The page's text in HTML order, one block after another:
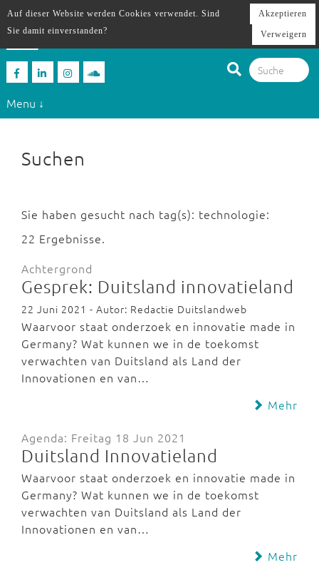
Menu ↓
Suchen
Sie haben gesucht nach tag(s): technologie:
22 Ergebnisse.
Achtergrond
Gesprek: Duitsland innovatieland
22 Juni 2021 - Autor: Redactie Duitslandweb
Waarvoor staat onderzoek en innovatie made in
Germany? Wat kunnen we in de toekomst
verwachten van Duitsland als Land der
Innovationen en van…
Mehr
Agenda: Freitag 18 Jun 2021
Duitsland Innovatieland
Waarvoor staat onderzoek en innovatie made in
Germany? Wat kunnen we in de toekomst
verwachten van Duitsland als Land der
Innovationen en van…
Mehr
Auf dieser Website werden Cookies verwendet. Sind
Sie damit einverstanden?
Akzeptieren
Verweigern